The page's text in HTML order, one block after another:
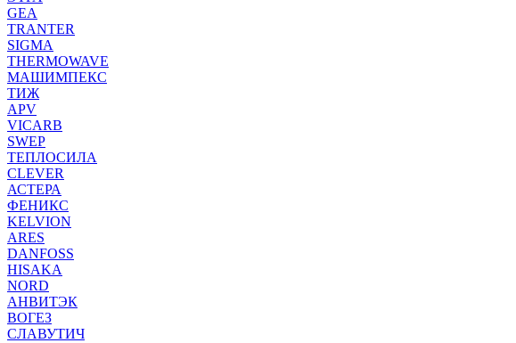
GEA
TRANTER
SIGMA
THERMOWAVE
МАШИМПЕКС
ТИЖ
APV
VICARB
SWEP
ТЕПЛОСИЛА
CLEVER
АСТЕРА
ФЕНИКС
KELVION
ARES
DANFOSS
HISAKA
NORD
АНВИТЭК
ВОГЕЗ
СЛАВУТИЧ